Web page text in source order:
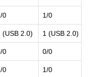
0 1/0
(USB 2.0) 1 (USB 2.0)
0 0/0
0 1/0